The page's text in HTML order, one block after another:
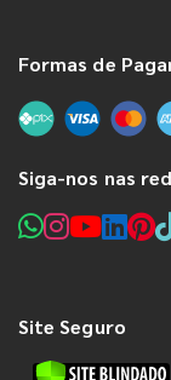
Formas de
Siga-nos nas
Site Seguro